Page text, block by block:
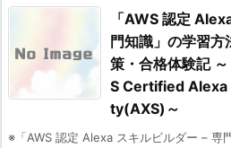
「AWS 認定
門知識」の学習
策・合格体験記
S Certified Alexa
ty(AXS)～
※「AWS 認定 Alexa スキルビルダー – 専